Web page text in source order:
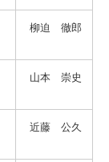
柳迫 徹郎
山本 崇史
近藤 公久